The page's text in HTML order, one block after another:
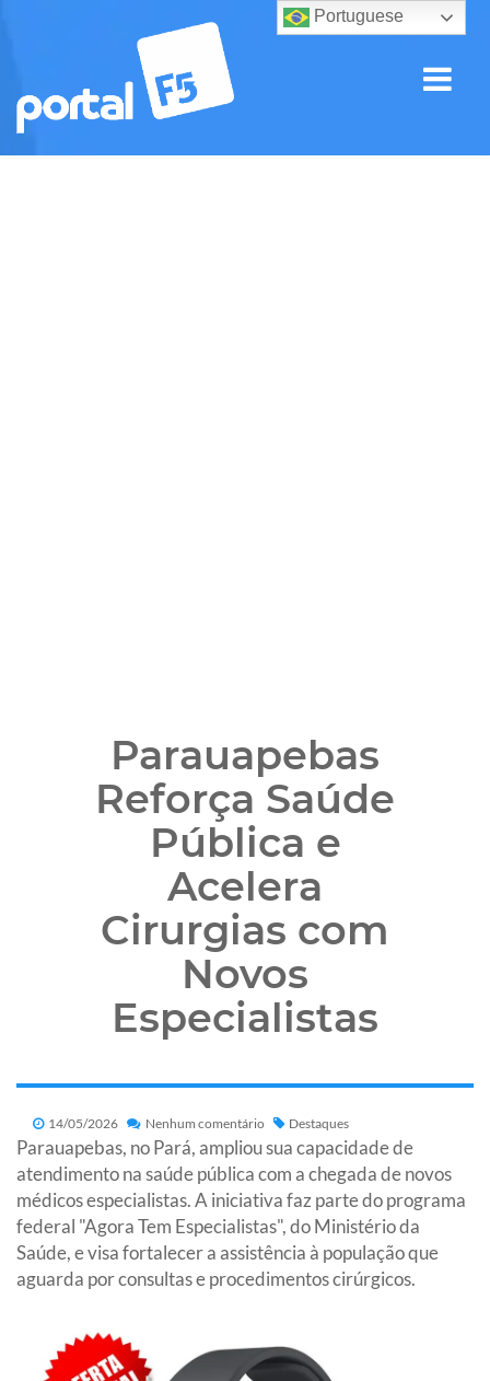
Parauapebas
Reforça Saúde
Pública e
Acelera
Cirurgias com
Novos
Especialistas
14/05/2026 Nenhum comentário Destaques
Parauapebas, no Pará, ampliou sua capacidade de
atendimento na saúde pública com a chegada de novos
médicos especialistas. A iniciativa faz parte do programa
federal "Agora Tem Especialistas", do Ministério da
Saúde, e visa fortalecer a assistência à população que
aguarda por consultas e procedimentos cirúrgicos.
Portuguese